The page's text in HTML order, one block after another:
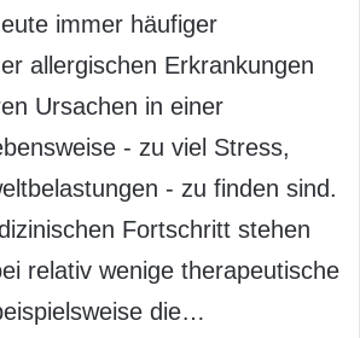
immer häufiger
allergischen Erkrankungen
Ursachen in einer
- zu viel Stress,
- zu finden sind.
Fortschritt stehen
relativ wenige therapeutische
die…